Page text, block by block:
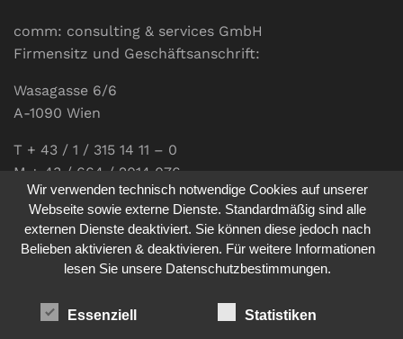
comm: consulting & services GmbH
Firmensitz und Geschäftsanschrift:
Wasagasse 6/6
A-1090 Wien
T + 43 / 1 / 315 14 11 – 0
M + 43 / 664 / 2014 076
E-Mail:office@communications.co.at
Homepage:www.communications.co.at
UID: ATU 811 196 56
Sabine Pöhacker MSc.
Wir verwenden technisch notwendige Cookies auf unserer
Webseite sowie externe Dienste. Standardmäßig sind alle
externen Dienste deaktiviert. Sie können diese jedoch nach
Belieben aktivieren & deaktivieren. Für weitere Informationen
lesen Sie unsere Datenschutzbestimmungen.
Essenziell Statistiken